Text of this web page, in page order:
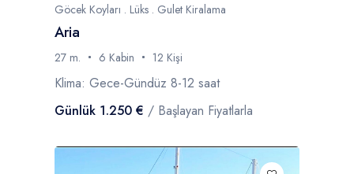
Göcek Koyları . Lüks . Gulet Kiralama
Aria
27 m. 6 Kabin 12 Kişi
Klima: Gece-Gündüz 8-12 saat
Günlük 1.250 € / Başlayan Fiyatlarla